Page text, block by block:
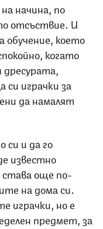
начина, по
отсъствие. И
обучение, което
когато
играчки за
да намалят
си и да го
известно
още по-
на дома си.
играчки, но е
предмет, за